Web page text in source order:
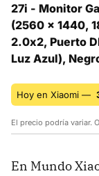
27i - Monitor
(2560 x 1440,
2.0x2, Puerto
Luz Azul),
Hoy en Xiaomi —
El precio podría variar.
En Mundo